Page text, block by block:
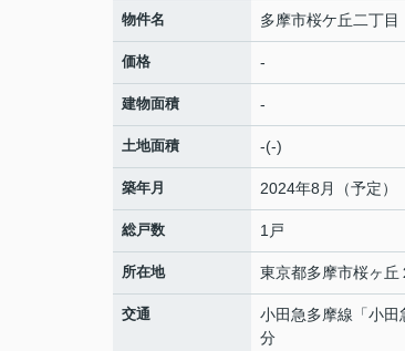
物件名 多摩市桜ケ丘二丁
価格 -
建物面積 -
土地面積 -(-)
築年月 2024年8月（予定）
総戸数 1戸
所在地 東京都多摩市桜ヶ丘
交通 小田急多摩線 「小田
分